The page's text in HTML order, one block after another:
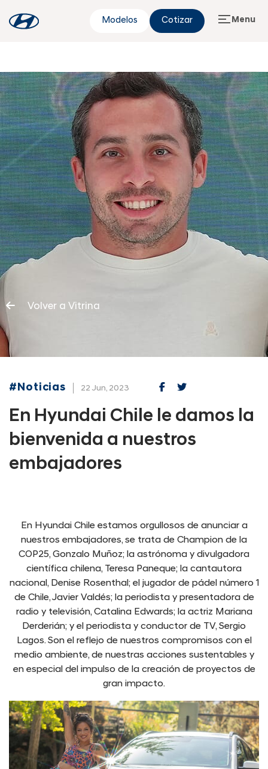
Modelos Cotizar Menu
Volver a Vitrina
#Noticias 22 Jun, 2023
En Hyundai Chile le damos la
bienvenida a nuestros
embajadores
En Hyundai Chile estamos orgullosos de anunciar a
nuestros embajadores, se trata de Champion de la
COP25, Gonzalo Muñoz; la astrónoma y divulgadora
científica chilena, Teresa Paneque; la cantautora
nacional, Denise Rosenthal; el jugador de pádel número 1
de Chile, Javier Valdés; la periodista y presentadora de
radio y televisión, Catalina Edwards; la actriz Mariana
Derderián; y el periodista y conductor de TV, Sergio
Lagos. Son el reflejo de nuestros compromisos con el
medio ambiente, de nuestras acciones sustentables y
en especial del impulso de la creación de proyectos de
gran impacto.